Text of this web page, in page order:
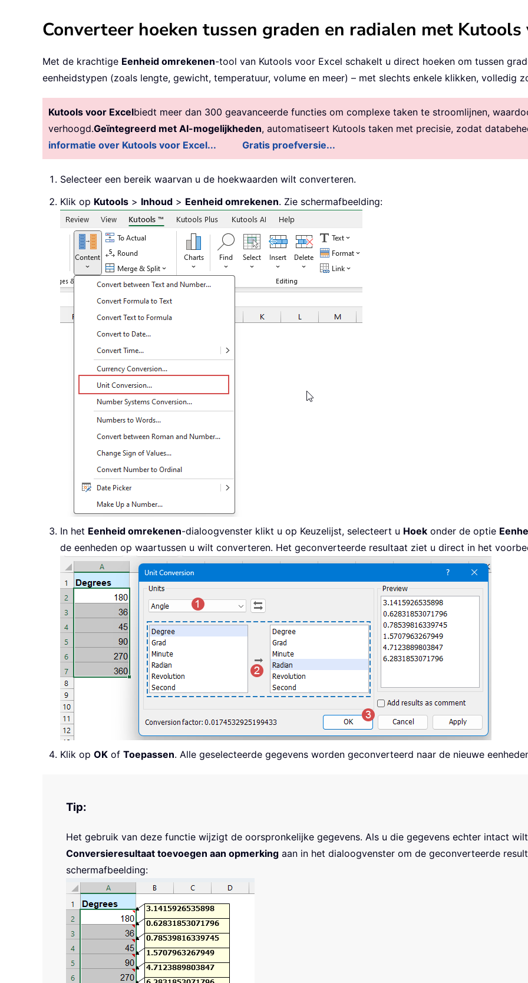
Converteer hoeken tussen graden en radialen met Kutools
Met de krachtige Eenheid omrekenen-tool van Kutools voor Excel schakelt u direct hoeken om tussen
eenheidstypen (zoals lengte, gewicht, temperatuur, volume en meer) – met slechts enkele klikken, volledig
Kutools voor Excelbiedt meer dan 300 geavanceerde functies om complexe taken te stroomlijnen,
verhoogd.Geïntegreerd met AI-mogelijkheden, automatiseert Kutools taken met precisie, zodat
informatie over Kutools voor Excel...
Gratis proefversie...
Selecteer een bereik waarvan u de hoekwaarden wilt converteren.
Klik op Kutools > Inhoud > Eenheid omrekenen. Zie schermafbeelding:
In het Eenheid omrekenen-dialoogvenster klikt u op Keuzelijst, selecteert u Hoek onder de optie
de eenheden op waartussen u wilt converteren. Het geconverteerde resultaat ziet u direct in het
Klik op OK of Toepassen. Alle geselecteerde gegevens worden geconverteerd naar de nieuwe
Tip:
Het gebruik van deze functie wijzigt de oorspronkelijke gegevens. Als u die gegevens echter intact
Conversieresultaat toevoegen aan opmerking aan in het dialoogvenster om de geconverteerde
schermafbeelding: